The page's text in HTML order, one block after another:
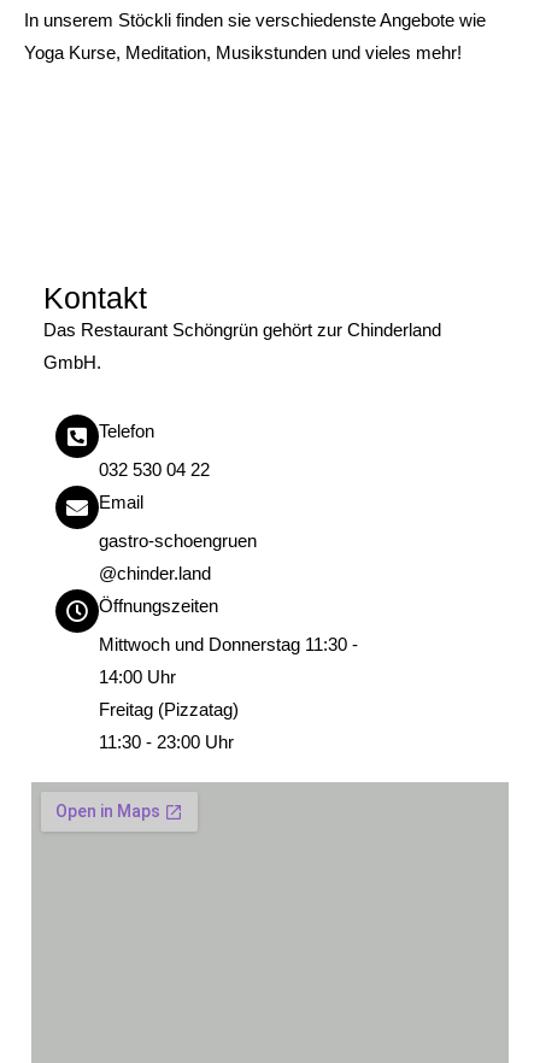
In unserem Stöckli finden sie verschiedenste Angebote wie
Yoga Kurse, Meditation, Musikstunden und vieles mehr!
Kontakt
Das Restaurant Schöngrün gehört zur Chinderland
GmbH.
Telefon
032 530 04 22
Email
gastro-schoengruen
@chinder.land
Öffnungszeiten
Mittwoch und Donnerstag 11:30 -
14:00 Uhr
Freitag (Pizzatag)
11:30 - 23:00 Uhr